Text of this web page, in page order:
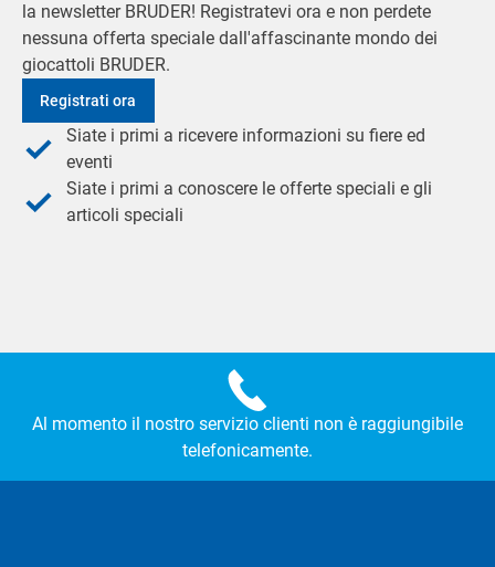
la newsletter BRUDER! Registratevi ora e non perdete
nessuna offerta speciale dall'affascinante mondo dei
giocattoli BRUDER.
Registrati ora
Siate i primi a ricevere informazioni su fiere ed
eventi
Siate i primi a conoscere le offerte speciali e gli
articoli speciali
Al momento il nostro servizio clienti non è raggiungibile
telefonicamente.